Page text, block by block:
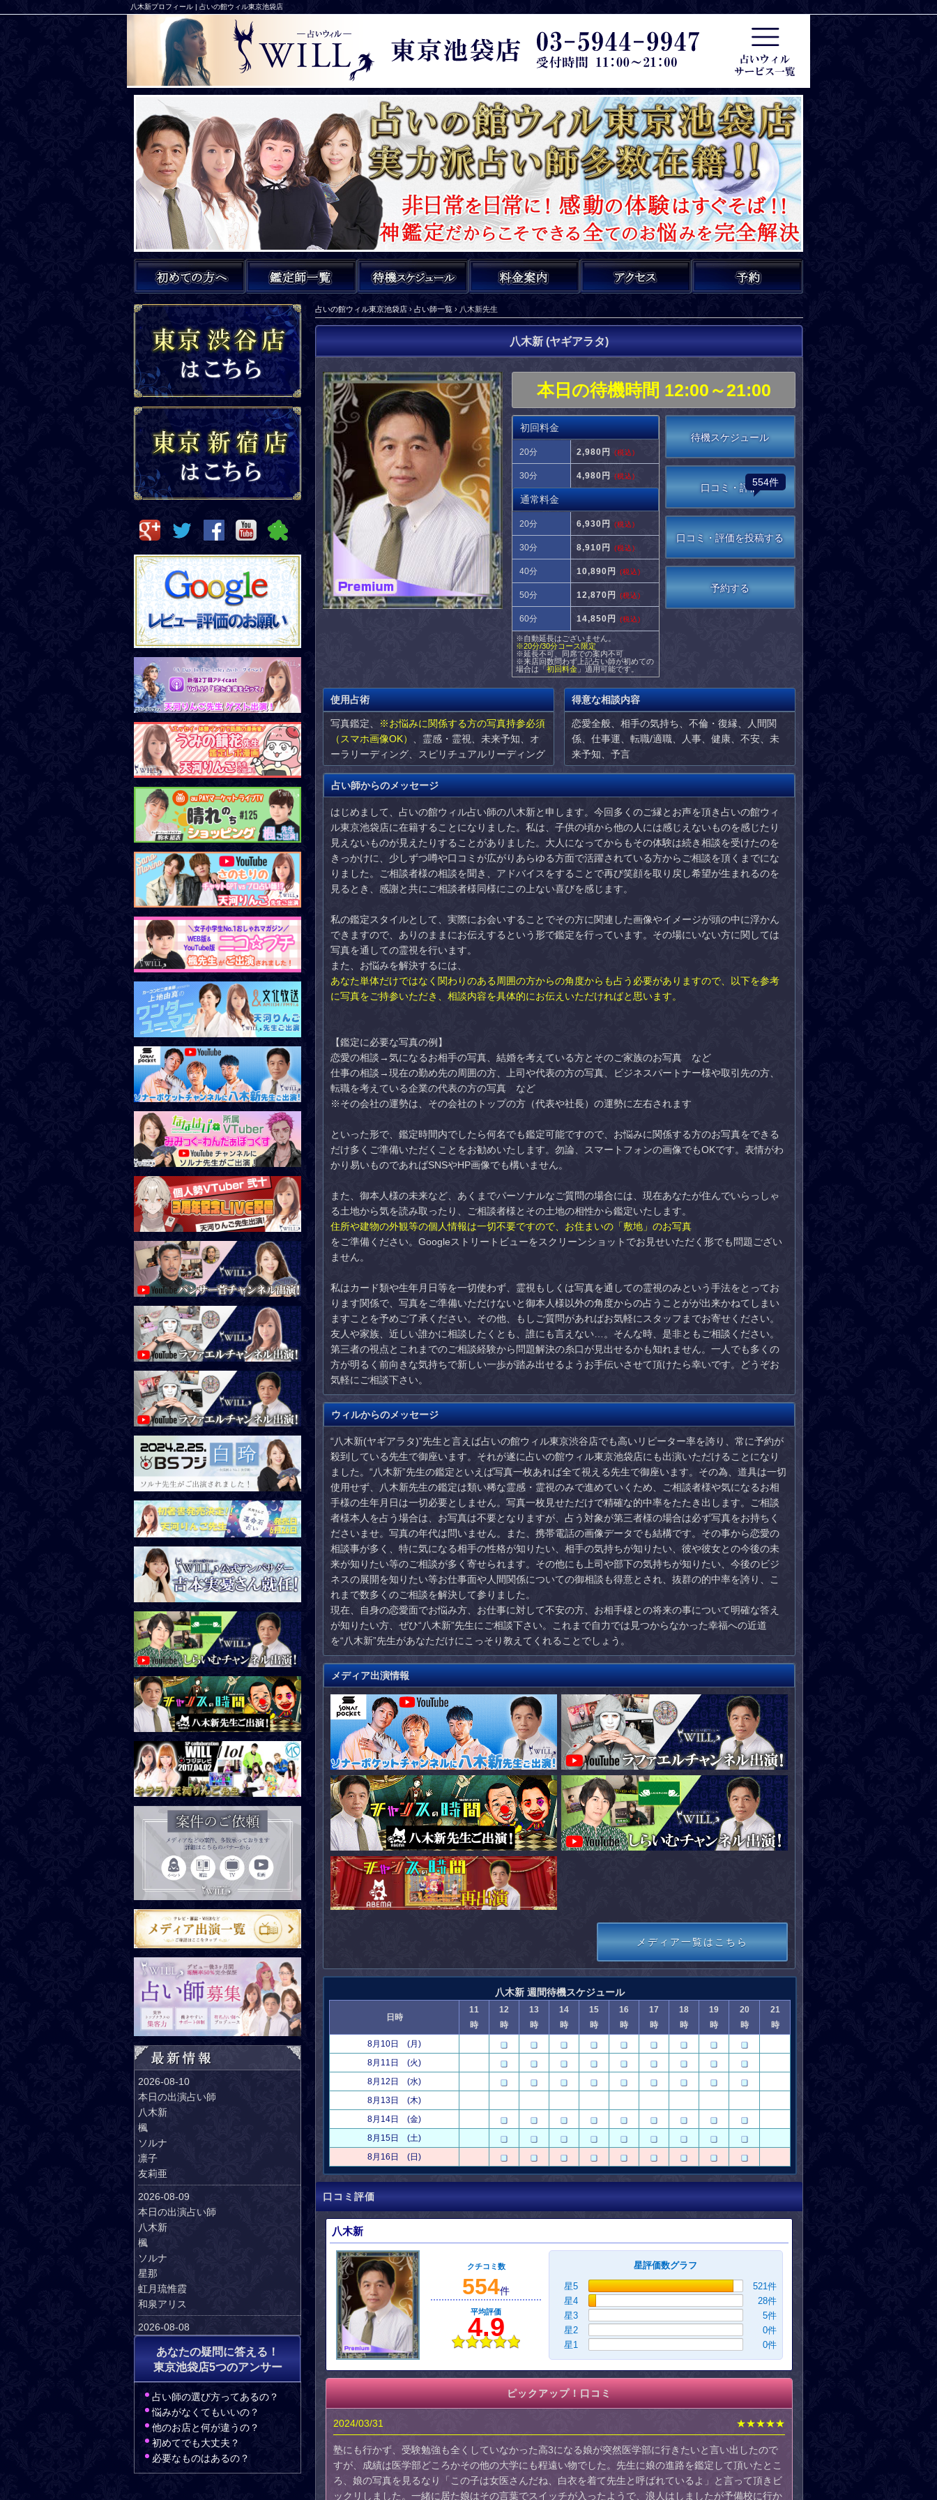
八木新プロフィール | 占いの館ウィル東京池袋店
占いの館ウィル東京池袋店 › 占い師一覧 › 八木新先生
八木新 (ヤギアラタ)
本日の待機時間 12:00～21:00
初回料金
20分 2,980円 (税込)
30分 4,980円 (税込)
通常料金
20分 6,930円 (税込)
30分 8,910円 (税込)
40分 10,890円 (税込)
50分 12,870円 (税込)
60分 14,850円 (税込)
※自動延長はございません。
※20分/30分コース限定
※延長不可、同席での案内不可
※来店回数問わず上記占い師が初めての
場合は「初回料金 」適用可能です。
待機スケジュール
口コミ・評価554件
口コミ・評価を投稿する
予約する
使用占術
写真鑑定、
※お悩みに関係する方の写真持参必須
（スマホ画像OK）
、霊感・霊視、未来予知、オ
ーラリーディング、スピリチュアルリーディング
得意な相談内容
恋愛全般、相手の気持ち、不倫・復縁、人間関
係、仕事運、転職/適職、人事、健康、不安、未
来予知、予言
占い師からのメッセージ
はじめまして、占いの館ウィル占い師の八木新と申します。今回多くのご縁とお声を頂き占いの館ウィ
ル東京池袋店に在籍することになりました。私は、子供の頃から他の人には感じえないものを感じたり
見えないものが見えたりすることがありました。大人になってからもその体験は続き相談を受けたのを
きっかけに、少しずつ噂や口コミが広がりあらゆる方面で活躍されている方からご相談を頂くまでにな
りました。ご相談者様の相談を聞き、アドバイスをすることで再び笑顔を取り戻し希望が生まれるのを
見るとき、感謝と共にご相談者様同様にこの上ない喜びを感じます。
私の鑑定スタイルとして、実際にお会いすることでその方に関連した画像やイメージが頭の中に浮かん
できますので、ありのままにお伝えするという形で鑑定を行っています。その場にいない方に関しては
写真を通しての霊視を行います。
また、お悩みを解決するには、
あなた単体だけではなく関わりのある周囲の方からの角度からも占う必要がありますので、以下を参考
に写真をご持参いただき、相談内容を具体的にお伝えいただければと思います。
【鑑定に必要な写真の例】
恋愛の相談→気になるお相手の写真、結婚を考えている方とそのご家族のお写真 など
仕事の相談→現在の勤め先の周囲の方、上司や代表の方の写真、ビジネスパートナー様や取引先の方、
転職を考えている企業の代表の方の写真 など
※その会社の運勢は、その会社のトップの方（代表や社長）の運勢に左右されます
といった形で、鑑定時間内でしたら何名でも鑑定可能ですので、お悩みに関係する方のお写真をできる
だけ多くご準備いただくことをお勧めいたします。勿論、スマートフォンの画像でもOKです。表情がわ
かり易いものであればSNSやHP画像でも構いません。
また、御本人様の未来など、あくまでパーソナルなご質問の場合には、現在あなたが住んでいらっしゃ
る土地から気を読み取ったり、ご相談者様とその土地の相性から鑑定いたします。
住所や建物の外観等の個人情報は一切不要ですので、お住まいの「敷地」のお写真
をご準備ください。Googleストリートビューをスクリーンショットでお見せいただく形でも問題ござい
ません。
私はカード類や生年月日等を一切使わず、霊視もしくは写真を通しての霊視のみという手法をとってお
ります関係で、写真をご準備いただけないと御本人様以外の角度からの占うことがが出来かねてしまい
ますことを予めご了承ください。その他、もしご質問があればお気軽にスタッフまでお寄せください。
友人や家族、近しい誰かに相談したくとも、誰にも言えない…。そんな時、是非ともご相談ください。
第三者の視点とこれまでのご相談経験から問題解決の糸口が見出せるかも知れません。一人でも多くの
方が明るく前向きな気持ちで新しい一歩が踏み出せるようお手伝いさせて頂けたら幸いです。どうぞお
気軽にご相談下さい。
ウィルからのメッセージ
“八木新(ヤギアラタ)”先生と言えば占いの館ウィル東京渋谷店でも高いリピーター率を誇り、常に予約が
殺到している先生で御座います。それが遂に占いの館ウィル東京池袋店にも出演いただけることになり
ました。“八木新”先生の鑑定といえば写真一枚あれば全て視える先生で御座います。その為、道具は一切
使用せず、八木新先生の鑑定は類い稀な霊感・霊視のみで進めていくため、ご相談者様や気になるお相
手様の生年月日は一切必要としません。写真一枚見せただけで精確な的中率をたたき出します。ご相談
者様本人を占う場合は、お写真は不要となりますが、占う対象が第三者様の場合は必ず写真をお持ちく
ださいませ。写真の年代は問いません。また、携帯電話の画像データでも結構です。その事から恋愛の
相談事が多く、特に気になる相手の性格が知りたい、相手の気持ちが知りたい、彼や彼女との今後の未
来が知りたい等のご相談が多く寄せられます。その他にも上司や部下の気持ちが知りたい、今後のビジ
ネスの展開を知りたい等お仕事面や人間関係についての御相談も得意とされ、抜群の的中率を誇り、こ
れまで数多くのご相談を解決して参りました。
現在、自身の恋愛面でお悩み方、お仕事に対して不安の方、お相手様との将来の事について明確な答え
が知りたい方、ぜひ“八木新”先生にご相談下さい。これまで自力では見つからなかった幸福への近道
を“八木新”先生があなただけにこっそり教えてくれることでしょう。
メディア出演情報
メディア一覧はこちら
八木新 週間待機スケジュール
日時
11
時
12
時
13
時
14
時
15
時
16
時
17
時
18
時
19
時
20
時
21
時
8月10日 (月)
8月11日 (火)
8月12日 (水)
8月13日 (木)
8月14日 (金)
8月15日 (土)
8月16日 (日)
口コミ評価
八木新
クチコミ数
554件
平均評価
4.9
星評価数グラフ
星5
521件
星4
28件
星3
5件
星2
0件
星1
0件
ピックアップ！口コミ
2024/03/31 ★★★★★
塾にも行かず、受験勉強も全くしていなかった高3になる娘が突然医学部に行きたいと言い出したので
すが、成績は医学部どころかその他の大学にも程遠い物でした。先生に娘の進路を鑑定して頂いたとこ
ろ、娘の写真を見るなり「この子は女医さんだね、白衣を着て先生と呼ばれているよ」と言って頂きビ
ックリしました。一緒に居た娘はその言葉でスイッチが入ったようで、浪人はしましたが予備校に行か
2026-08-10
本日の出演占い師
八木新
楓
ソルナ
凛子
友莉亜
2026-08-09
本日の出演占い師
八木新
楓
ソルナ
星那
虹月琉惟霞
和泉アリス
2026-08-08
八木新
ソルナ
星那
虹月琉惟霞
2026-08-07
本日の出演占い師
八木新
あなたの疑問に答える！
東京池袋店5つのアンサー
占い師の選び方ってあるの？
悩みがなくてもいいの？
他のお店と何が違うの？
初めてでも大丈夫？
必要なものはあるの？